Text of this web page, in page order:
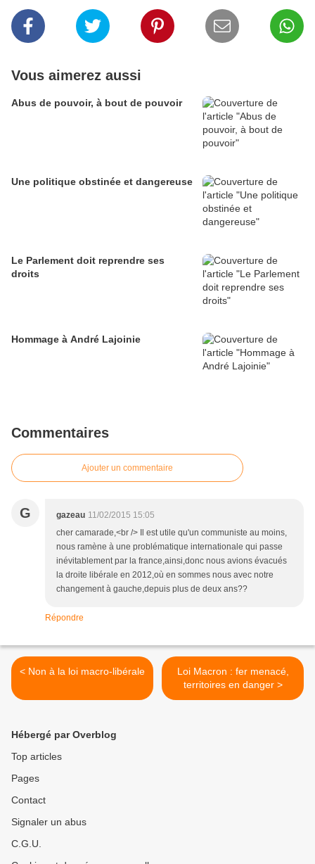
Vous aimerez aussi
Abus de pouvoir, à bout de pouvoir
Une politique obstinée et dangereuse
Le Parlement doit reprendre ses
droits
Hommage à André Lajoinie
Commentaires
Ajouter un commentaire
G gazeau 11/02/2015 15:05
cher camarade,<br /> Il est utile qu'un communiste au moins,
nous ramène à une problématique internationale qui passe
inévitablement par la france,ainsi,donc nous avions évacués
la droite libérale en 2012,où en sommes nous avec notre
changement à gauche,depuis plus de deux ans??
Répondre
< Non à la loi macro-libérale
Loi Macron : fer menacé,
territoires en danger >
Hébergé par Overblog
Top articles
Pages
Contact
Signaler un abus
C.G.U.